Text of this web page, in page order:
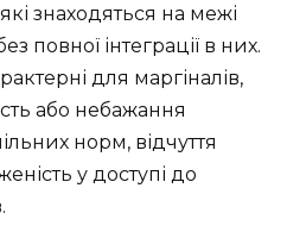
знаходяться на межі
повної інтеграції в них.
для маргіналів,
або небажання
норм, відчуття
у доступі до